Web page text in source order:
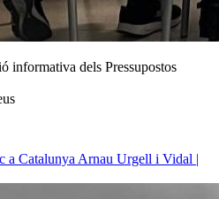
informativa dels Pressupostos
a Catalunya Arnau Urgell i Vidal |